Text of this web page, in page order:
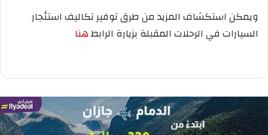
ويمكن استكشاف المزيد من طرق توفير تكاليف استئجار
السيارات في الرحلات المقبلة بزيارة الرابطهنا